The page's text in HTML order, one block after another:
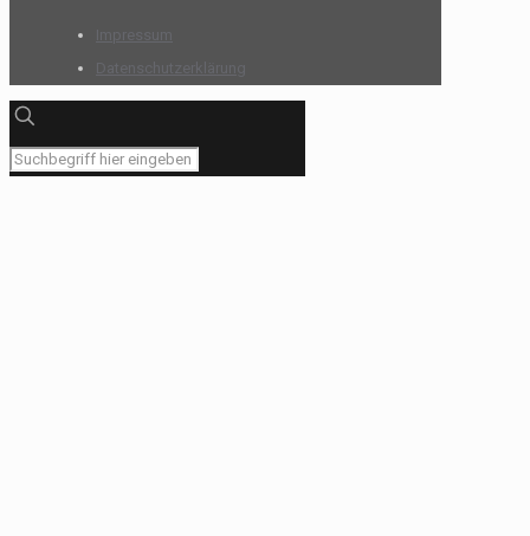
Impressum
Datenschutzerklärung